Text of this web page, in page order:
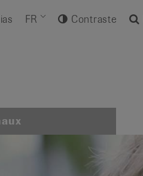
FR Contraste